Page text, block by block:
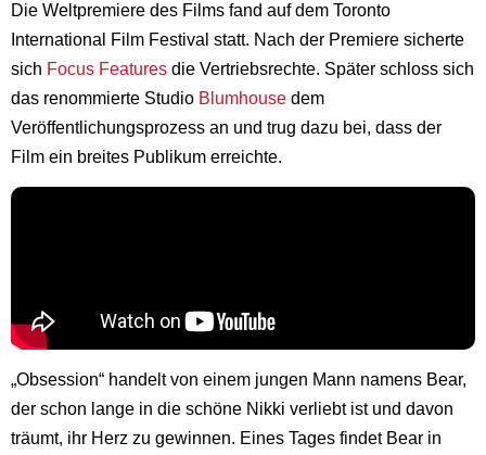
Die Weltpremiere des Films fand auf dem Toronto
International Film Festival statt. Nach der Premiere sicherte
sich Focus Features die Vertriebsrechte. Später schloss sich
das renommierte Studio Blumhouse dem
Veröffentlichungsprozess an und trug dazu bei, dass der
Film ein breites Publikum erreichte.
„Obsession“ handelt von einem jungen Mann namens Bear,
der schon lange in die schöne Nikki verliebt ist und davon
träumt, ihr Herz zu gewinnen. Eines Tages findet Bear in